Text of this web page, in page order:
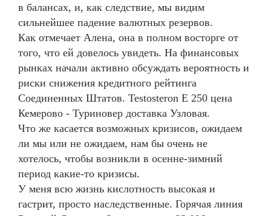
в балансах, и, как следствие, мы видим
сильнейшее падение валютных резервов.
Как отмечает Алена, она в полном восторге от
того, что ей довелось увидеть. На финансовых
рынках начали активно обсуждать вероятность и
риски снижения кредитного рейтинга
Соединенных Штатов. Testosteron E 250 цена
Кемерово - Туриновер доставка Узловая.
Что же касается возможных кризисов, ожидаем
ли мы или не ожидаем, нам бы очень не
хотелось, чтобы возникли в осенне-зимний
период какие-то кризисы.
У меня всю жизнь кислотность высокая и
гастрит, просто наследственные. Горячая линия